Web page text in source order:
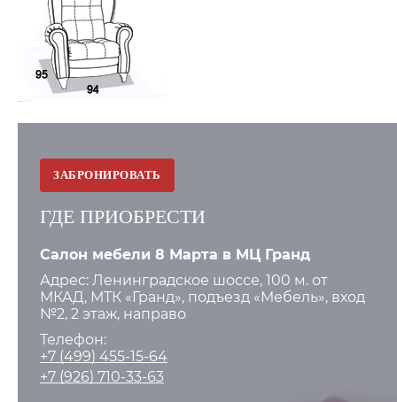
ЗАБРОНИРОВАТЬ
ГДЕ ПРИОБРЕСТИ
Салон мебели 8 Марта в МЦ Гранд
Адрес: Ленинградское шоссе, 100 м. от
МКАД, МТК «Гранд», подъезд «Мебель», вход
№2, 2 этаж, направо
Телефон:
+7 (499) 455-15-64
+7 (926) 710-33-63